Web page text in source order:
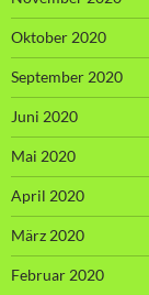
Oktober 2020
September 2020
Juni 2020
Mai 2020
April 2020
März 2020
Februar 2020